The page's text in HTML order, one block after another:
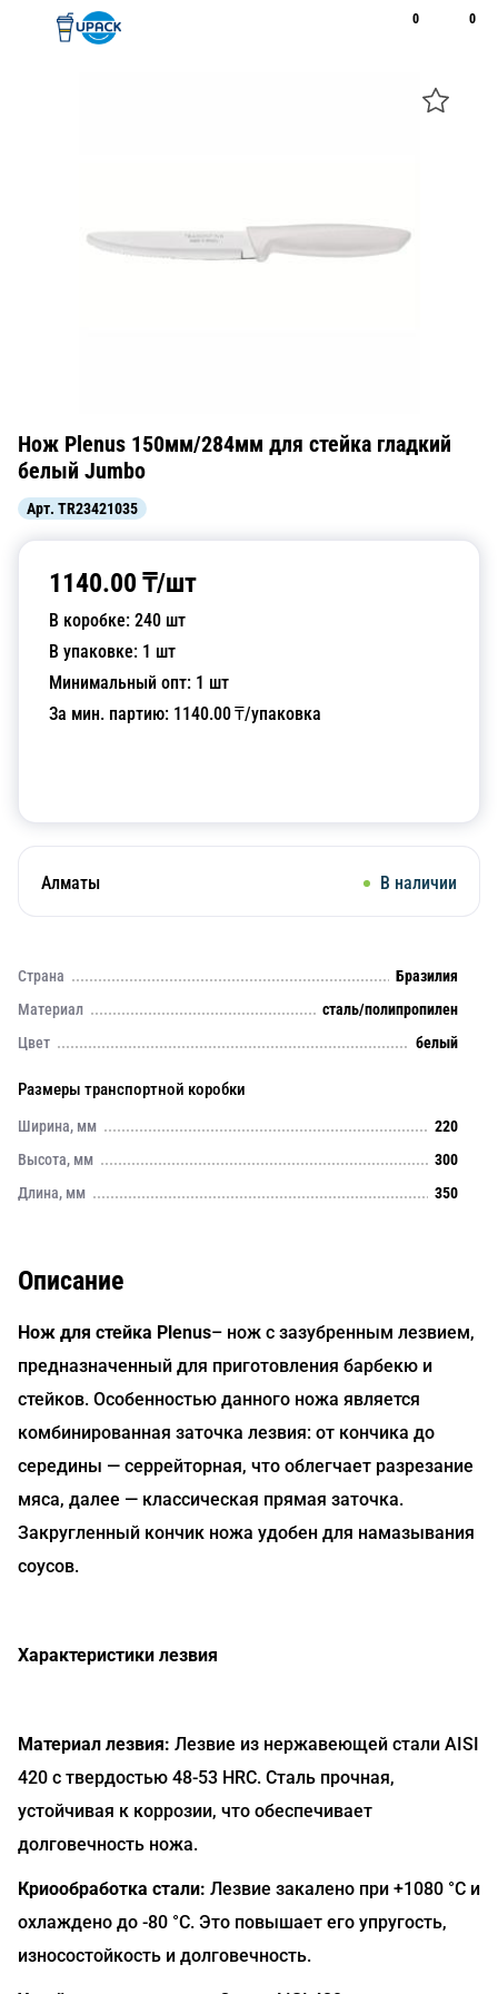
0 0
Нож Plenus 150мм/284мм для стейка гладкий
белый Jumbo
Арт. TR23421035
1140.00 ₸/шт
В коробке: 240 шт
В упаковке: 1 шт
Минимальный опт: 1 шт
За мин. партию: 1140.00₸/упаковка
Алматы В наличии
Страна
Бразилия
Материал
сталь/полипропилен
Цвет
белый
Размеры транспортной коробки
Ширина, мм
220
Высота, мм
300
Длина, мм
350
Описание
Нож для стейка Plenus– нож с зазубренным лезвием,
предназначенный для приготовления барбекю и
стейков. Особенностью данного ножа является
комбинированная заточка лезвия: от кончика до
середины — серрейторная, что облегчает разрезание
мяса, далее — классическая прямая заточка.
Закругленный кончик ножа удобен для намазывания
соусов.
Характеристики лезвия
Материал лезвия: Лезвие из нержавеющей стали AISI
420 с твердостью 48-53 HRC. Сталь прочная,
устойчивая к коррозии, что обеспечивает
долговечность ножа.
Криообработка стали: Лезвие закалено при +1080 °C и
охлаждено до -80 °C. Это повышает его упругость,
износостойкость и долговечность.